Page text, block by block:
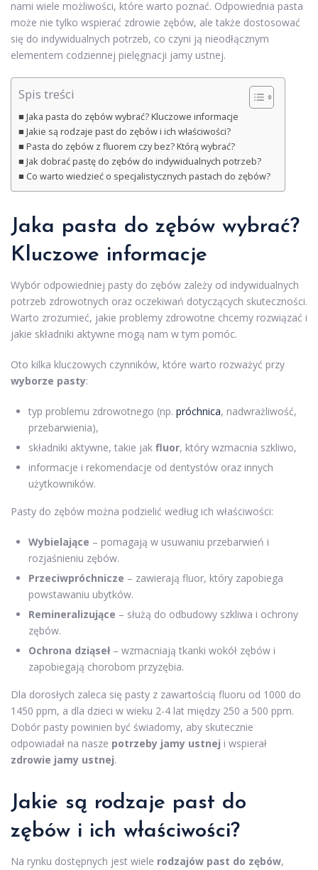
nami wiele możliwości, które warto poznać. Odpowiednia pasta
może nie tylko wspierać zdrowie zębów, ale także dostosować
się do indywidualnych potrzeb, co czyni ją nieodłącznym
elementem codziennej pielęgnacji jamy ustnej.
Spis treści
Jaka pasta do zębów wybrać? Kluczowe informacje
Jakie są rodzaje past do zębów i ich właściwości?
Pasta do zębów z fluorem czy bez? Którą wybrać?
Jak dobrać pastę do zębów do indywidualnych potrzeb?
Co warto wiedzieć o specjalistycznych pastach do zębów?
Jaka pasta do zębów wybrać?
Kluczowe informacje
Wybór odpowiedniej pasty do zębów zależy od indywidualnych
potrzeb zdrowotnych oraz oczekiwań dotyczących skuteczności.
Warto zrozumieć, jakie problemy zdrowotne chcemy rozwiązać i
jakie składniki aktywne mogą nam w tym pomóc.
Oto kilka kluczowych czynników, które warto rozważyć przy
wyborze pasty:
typ problemu zdrowotnego (np. próchnica, nadwrażliwość,
przebarwienia),
składniki aktywne, takie jak fluor, który wzmacnia szkliwo,
informacje i rekomendacje od dentystów oraz innych
użytkowników.
Pasty do zębów można podzielić według ich właściwości:
Wybielające – pomagają w usuwaniu przebarwień i
rozjaśnieniu zębów.
Przeciwpróchnicze – zawierają fluor, który zapobiega
powstawaniu ubytków.
Remineralizujące – służą do odbudowy szkliwa i ochrony
zębów.
Ochrona dziąseł– wzmacniają tkanki wokół zębów i
zapobiegają chorobom przyzębia.
Dla dorosłych zaleca się pasty z zawartością fluoru od 1000 do
1450 ppm, a dla dzieci w wieku 2-4 lat między 250 a 500 ppm.
Dobór pasty powinien być świadomy, aby skutecznie
odpowiadał na nasze potrzeby jamy ustnej i wspierał
zdrowie jamy ustnej.
Jakie są rodzaje past do
zębów i ich właściwości?
Na rynku dostępnych jest wiele rodzajów past do zębów,